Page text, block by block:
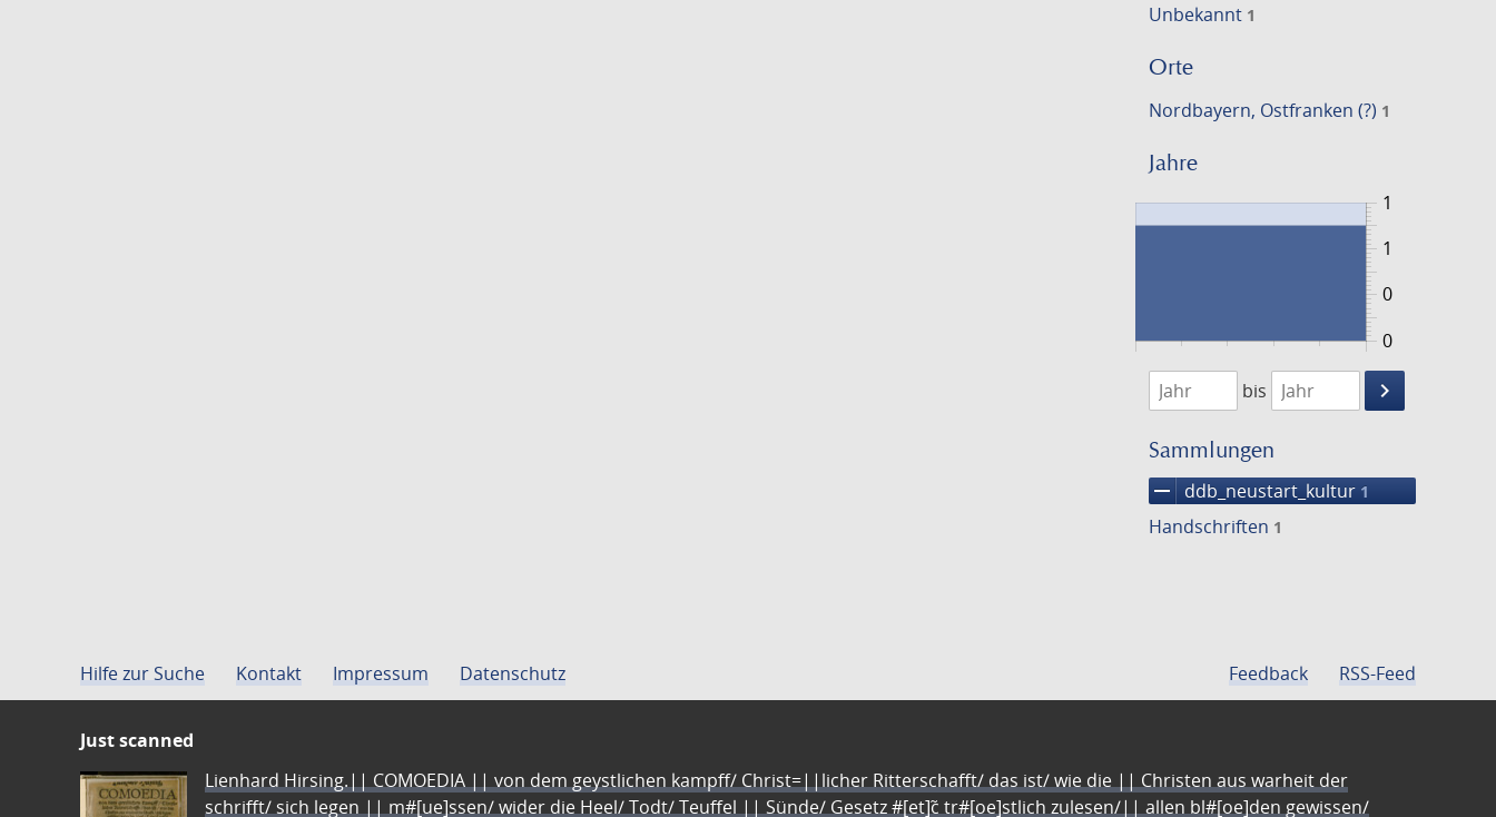
Unbekannt 1
Orte
Nordbayern, Ostfranken (?) 1
Jahre
0
1
0
1
1474
1475
bis
keyboard_arrow_right
Suche
Sammlungen
remove ddb_neustart_kultur 1
Handschriften 1
Hilfe zur Suche Kontakt Impressum Datenschutz Feedback RSS-Feed
Just scanned
Lienhard Hirsing.|| COMOEDIA || von dem geystlichen kampff/ Christ=||licher Ritterschafft/ das ist/ wie die || Christen aus warheit der
schrifft/ sich legen || m#[ue]ssen/ wider die Heel/ Todt/ Teuffel || Sünde/ Gesetz #[et]c̃ tr#[oe]stlich zulesen/|| allen bl#[oe]den gewissen/